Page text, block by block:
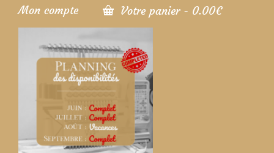
Mon compte Votre panier - 0.00€